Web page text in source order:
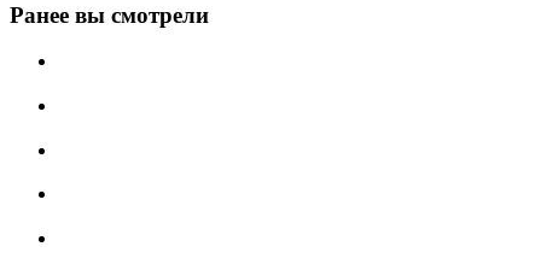
Ранее вы смотрели